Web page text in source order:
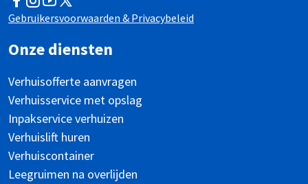
Facebook
Instagram
YouTubeTwitter
Gebruikersvoorwaarden & Privacybeleid
Onze diensten
Verhuisofferte aanvragen
Verhuisservice met opslag
Inpakservice verhuizen
Verhuislift huren
Verhuiscontainer
Leegruimen na overlijden